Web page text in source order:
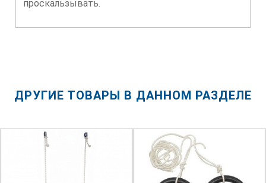
проскальзывать.
ДРУГИЕ ТОВАРЫ В ДАННОМ РАЗДЕЛЕ